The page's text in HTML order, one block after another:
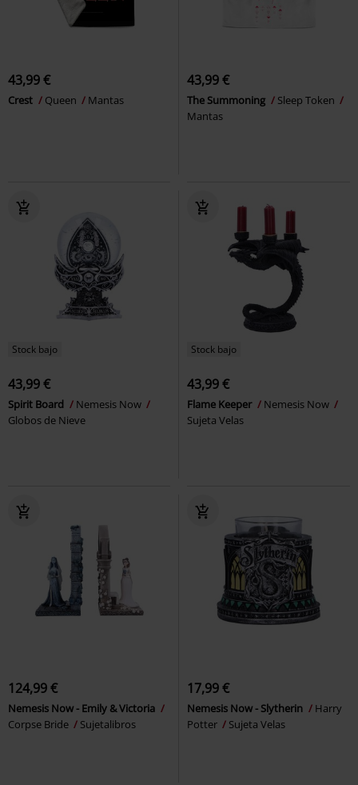
43,99 €
Crest Queen Mantas
43,99 €
The Summoning
Sleep Token
Mantas
Stock bajo
43,99 €
Spirit Board
Nemesis Now
Globos de Nieve
Stock bajo
43,99 €
Flame Keeper
Nemesis Now
Sujeta Velas
124,99 €
Nemesis Now - Emily & Victoria
Corpse Bride
Sujetalibros
17,99 €
Nemesis Now - Slytherin
Harry
Potter
Sujeta Velas